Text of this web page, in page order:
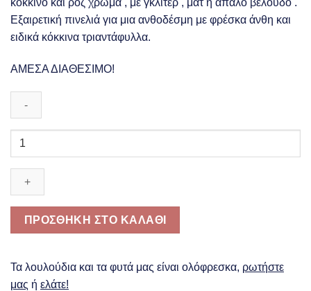
Εξαιρετική πινελιά για μια ανθοδέσμη με φρέσκα άνθη και
ειδικά κόκκινα τριαντάφυλλα.
ΑΜΕΣΑ ΔΙΑΘΕΣΙΜΟ!
Στικ
-
Heart
ποσότητα
ΠΡΟΣΘΉΚΗ ΣΤΟ ΚΑΛΆΘΙ
Τα λουλούδια και τα φυτά μας είναι ολόφρεσκα, ρωτήστε
μας ή ελάτε!